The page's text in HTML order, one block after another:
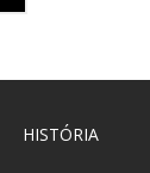
HISTÓRIA